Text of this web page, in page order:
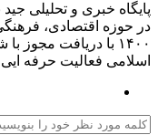
پایگاه خبری و تحلیلی
در حوزه اقتصادی،
اسلامی فعالیت حرفه